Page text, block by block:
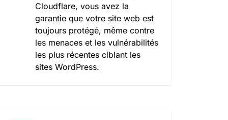
Cloudflare, vous avez la
garantie que votre site web est
toujours protégé, même contre
les menaces et les vulnérabilités
les plus récentes ciblant les
sites WordPress.